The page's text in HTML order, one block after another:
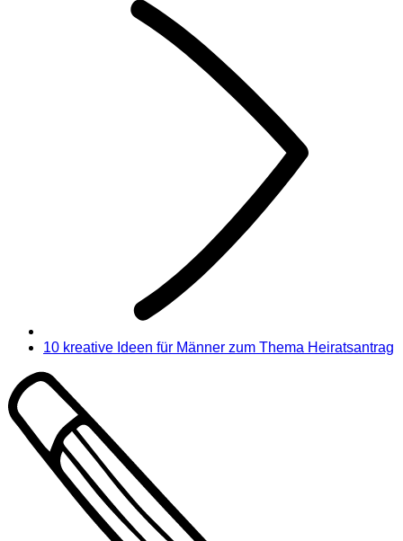
10 kreative Ideen für Männer zum Thema Heiratsantrag